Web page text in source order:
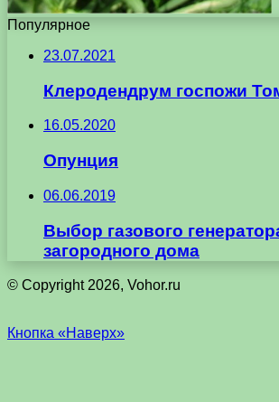
Популярное
23.07.2021
Клеродендрум госпожи
16.05.2020
Опунция
06.06.2019
Выбор газового
загородного дома
© Copyright 2026, Vohor.ru
Кнопка «Наверх»